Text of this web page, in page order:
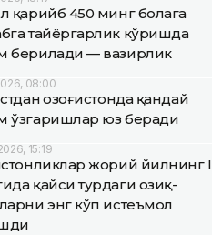
қарийб 450 минг болага
тайёргарлик кўришда
берилади — вазирлик
08:00
Қозоғистонда қандай
ўзгаришлар юз беради
15:19
жорий йилнинг I
қайси турдаги озиқ-
энг кўп истеъмол